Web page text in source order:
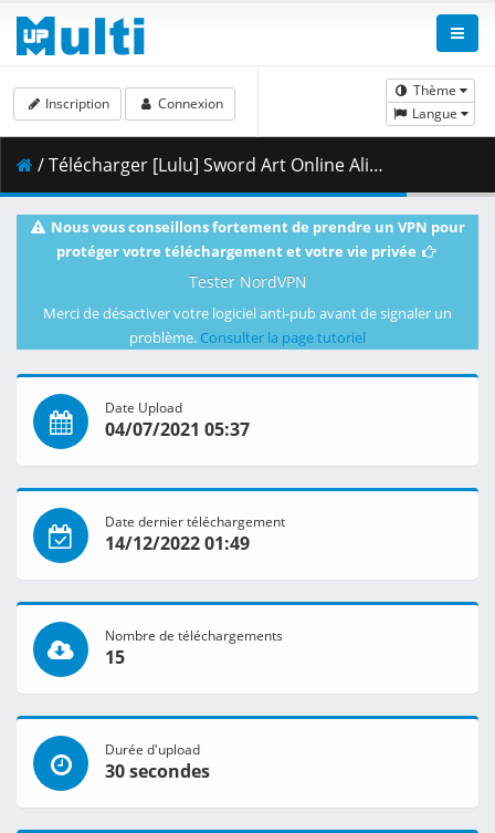
Thème
Langue
Inscription Connexion
/ Télécharger [Lulu] Sword Art Online Alicization - War of Underworld - 18 [BD 1080p HEVC FLAC][Dual-Audio].mkv.002 ( 400.68 MB )
Nous vous conseillons fortement de prendre un VPN pour
protéger votre téléchargement et votre vie privée
Tester NordVPN
Merci de désactiver votre logiciel anti-pub avant de signaler un
problème. Consulter la page tutoriel
Date Upload
04/07/2021 05:37
Date dernier téléchargement
14/12/2022 01:49
Nombre de téléchargements
15
Durée d'upload
30 secondes